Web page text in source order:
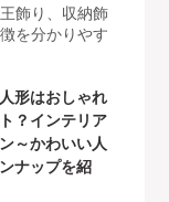
飾り、収納飾
を分かりやす
形はおしゃれ
？インテリア
～かわいい人
ナップを紹